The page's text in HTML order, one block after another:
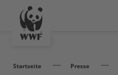
Startseite Presse